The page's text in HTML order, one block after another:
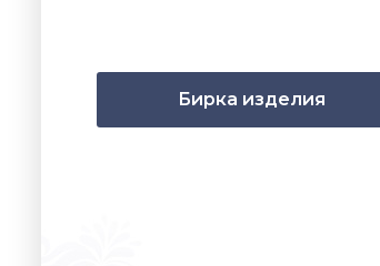
Бирка изделия